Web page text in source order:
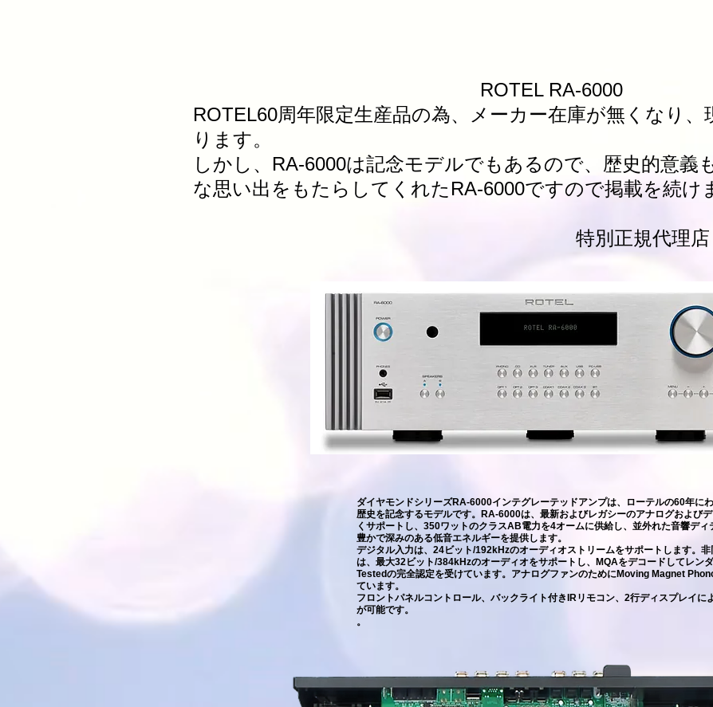
ROTEL RA-6000
ROTEL60周年限定生産品の為、メーカー在庫が無くなり、
ります。
しかし、RA-6000は記念モデルでもあるので、歴史的意義
な思い出をもたらしてくれたRA-6000ですので掲載を続け
特別正規代理店 ライフ
ダイヤモンドシリーズRA-6000インテグレーテッドアンプは、ローテルの60年に
歴史を記念するモデルです。RA-6000は、最新およびレガシーのアナログおよび
くサポートし、350ワットのクラスAB電力を4オームに供給し、並外れた音響ディ
豊かで深みのある低音エネルギーを提供します。
デジタル入力は、24ビット/192kHzのオーディオストリームをサポートします。
は、最大32ビット/384kHzのオーディオをサポートし、MQAをデコードしてレン
Testedの完全認定を受けています。アナログファンのためにMoving Magnet
ています。
フロントパネルコントロール、バックライト付きIRリモコン、2行ディスプレイに
が可能です。
。